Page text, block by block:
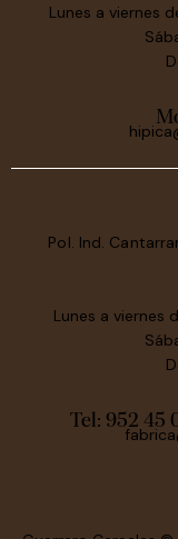
Lunes a viernes
Pol. Ind.
Lunes a viernes
Tel: 952 45